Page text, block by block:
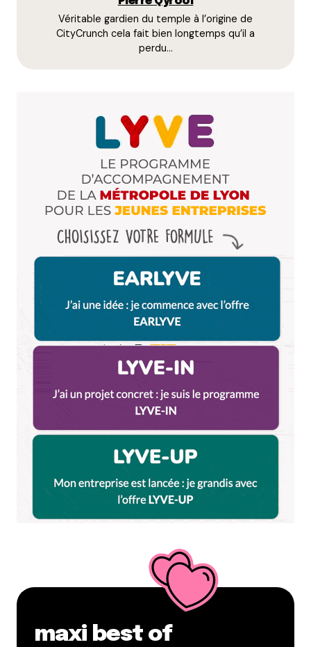
E-mail*
Enregistrer mon nom, mon e-mail et mon site dans le
Et bim !
Véritable gardien du temple à l’origine de
CityCrunch cela fait bien longtemps qu’il a
perdu…
maxi best of